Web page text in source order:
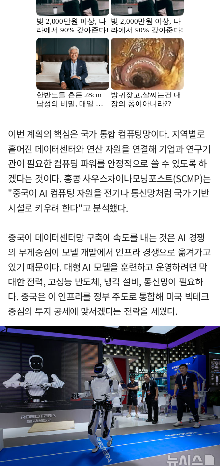
이번 계획의 핵심은 국가 통합 컴퓨팅망이다. 지역별로
흩어진 데이터센터와 연산 자원을 연결해 기업과 연구기
관이 필요한 컴퓨팅 파워를 안정적으로 쓸 수 있도록 하
겠다는 것이다. 홍콩 사우스차이나모닝포스트(SCMP)는
"중국이 AI 컴퓨팅 자원을 전기나 통신망처럼 국가 기반
시설로 키우려 한다"고 분석했다.
중국이 데이터센터망 구축에 속도를 내는 것은 AI 경쟁
의 무게중심이 모델 개발에서 인프라 경쟁으로 옮겨가고
있기 때문이다. 대형 AI 모델을 훈련하고 운영하려면 막
대한 전력, 고성능 반도체, 냉각 설비, 통신망이 필요하
다. 중국은 이 인프라를 정부 주도로 통합해 미국 빅테크
중심의 투자 공세에 맞서겠다는 전략을 세웠다.